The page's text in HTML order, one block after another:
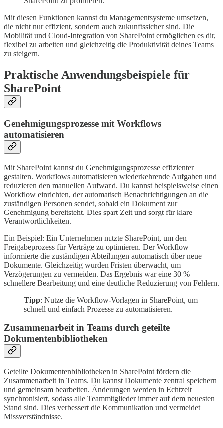
Mit diesen Funktionen kannst du Managementsysteme umsetzen,
die nicht nur effizient, sondern auch zukunftssicher sind. Die
Mobilität und Cloud-Integration von SharePoint ermöglichen es dir,
flexibel zu arbeiten und gleichzeitig die Produktivität deines Teams
zu steigern.
Praktische Anwendungsbeispiele für
SharePoint
Genehmigungsprozesse mit Workflows
automatisieren
Mit SharePoint kannst du Genehmigungsprozesse effizienter
gestalten. Workflows automatisieren wiederkehrende Aufgaben und
reduzieren den manuellen Aufwand. Du kannst beispielsweise einen
Workflow einrichten, der automatisch Benachrichtigungen an die
zuständigen Personen sendet, sobald ein Dokument zur
Genehmigung bereitsteht. Dies spart Zeit und sorgt für klare
Verantwortlichkeiten.
Ein Beispiel: Ein Unternehmen nutzte SharePoint, um den
Freigabeprozess für Verträge zu optimieren. Der Workflow
informierte die zuständigen Abteilungen automatisch über neue
Dokumente. Gleichzeitig wurden Fristen überwacht, um
Verzögerungen zu vermeiden. Das Ergebnis war eine 30 %
schnellere Bearbeitung und eine deutliche Reduzierung von Fehlern.
Tipp: Nutze die Workflow-Vorlagen in SharePoint, um
schnell und einfach Prozesse zu automatisieren.
Zusammenarbeit in Teams durch geteilte
Dokumentenbibliotheken
Geteilte Dokumentenbibliotheken in SharePoint fördern die
Zusammenarbeit in Teams. Du kannst Dokumente zentral speichern
und gemeinsam bearbeiten. Änderungen werden in Echtzeit
synchronisiert, sodass alle Teammitglieder immer auf dem neuesten
Stand sind. Dies verbessert die Kommunikation und vermeidet
Missverständnisse.